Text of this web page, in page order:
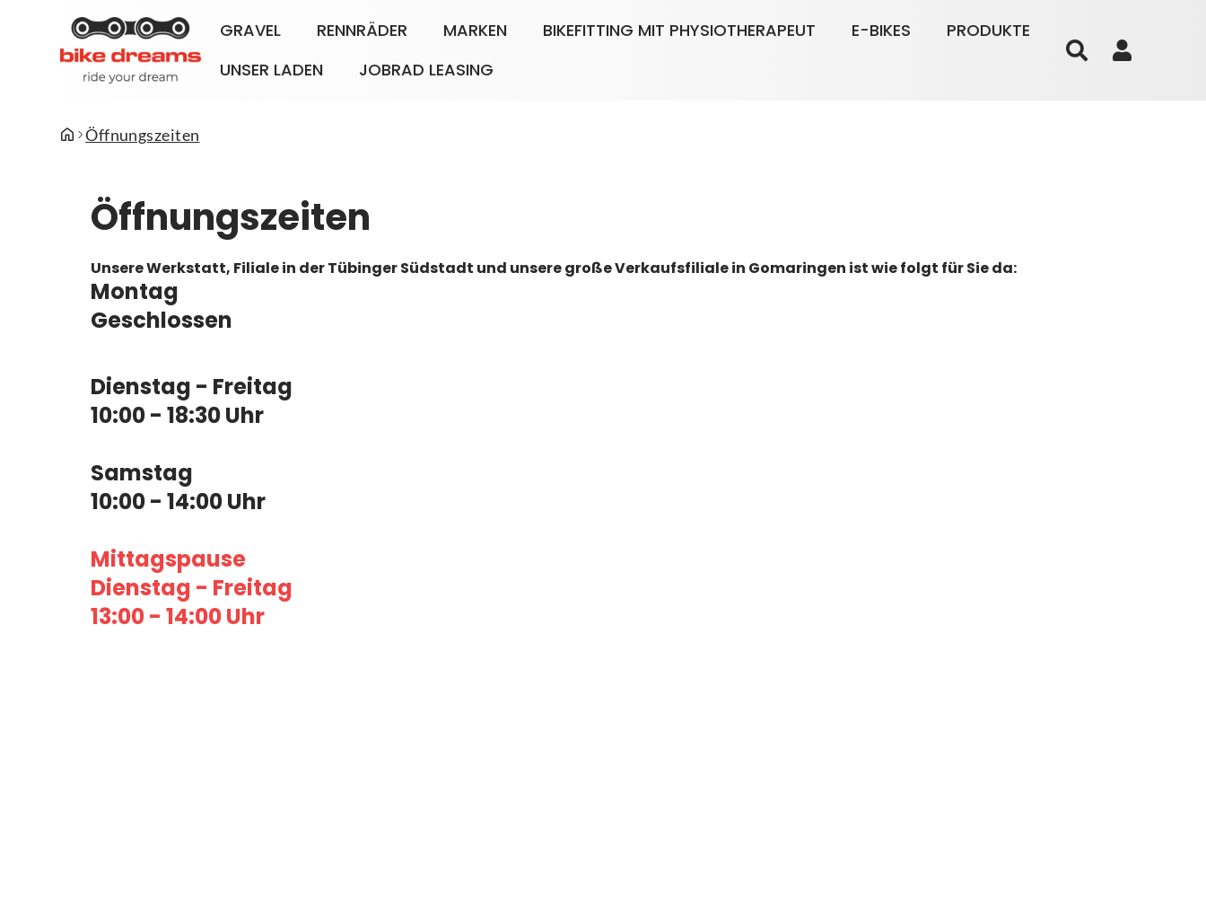
GRAVEL RENNRÄDER MARKEN BIKEFITTING MIT PHYSIOTHERAPEUT E-BIKES
PRODUKTE
UNSER LADEN
JOBRAD LEASING
Öffnungszeiten
Öffnungszeiten
Unsere Werkstatt, Filiale in der Tübinger Südstadt und unsere große Verkaufsfiliale in Gomaringen ist wie folgt für Sie da:
Montag
Geschlossen
Dienstag - Freitag
10:00 - 18:30 Uhr
Samstag
10:00 - 14:00 Uhr
Mittagspause
Dienstag - Freitag
13:00 - 14:00 Uhr